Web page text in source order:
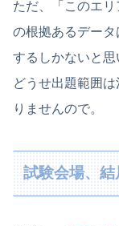
ただ、「このエ
の根拠あるデー
するしかないと思
どうせ出題範囲
りませんので。
試験会場、結